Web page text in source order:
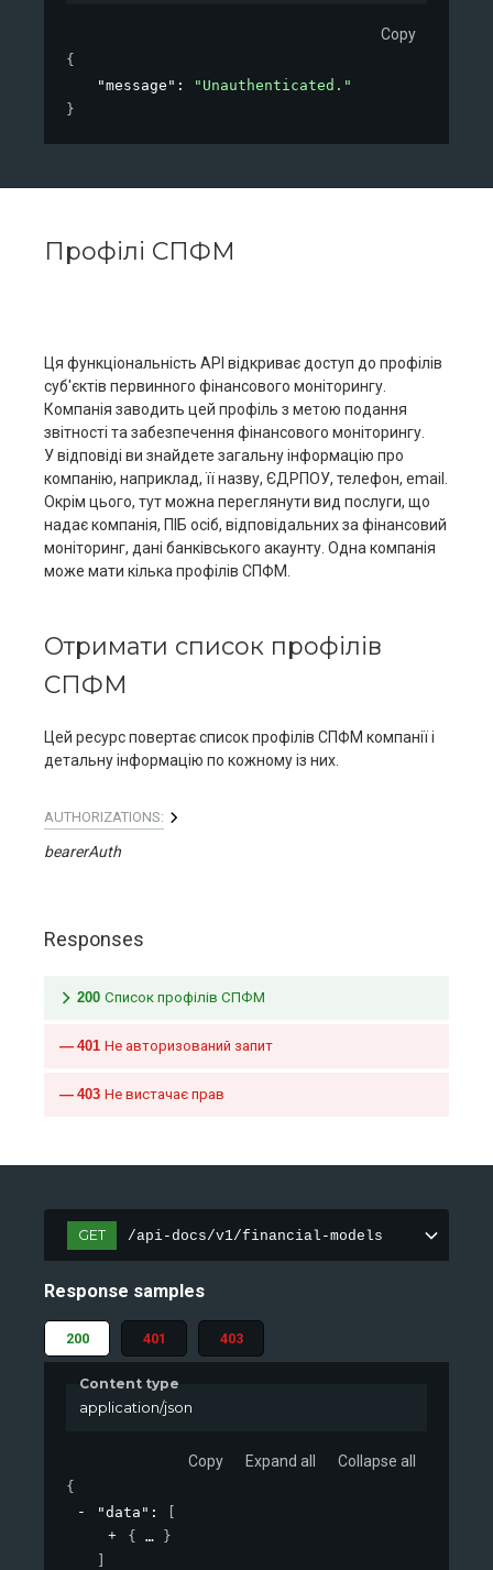
Copy
{
"message" :
"Unauthenticated."
}
Профілі СПФМ
Ця функціональність АРІ відкриває доступ до профілів
суб'єктів первинного фінансового моніторингу.
Компанія заводить цей профіль з метою подання
звітності та забезпечення фінансового моніторингу.
У відповіді ви знайдете загальну інформацію про
компанію, наприклад, її назву, ЄДРПОУ, телефон, email.
Окрім цього, тут можна переглянути вид послуги, що
надає компанія, ПІБ осіб, відповідальних за фінансовий
моніторинг, дані банківського акаунту. Одна компанія
може мати кілька профілів СПФМ.
Отримати список профілів
СПФМ
Цей ресурс повертає список профілів СПФМ компанії і
детальну інформацію по кожному із них.
AUTHORIZATIONS:
bearerAuth
Responses
200 Список профілів СПФМ
401 Не авторизований запит
403 Не вистачає прав
GET /api-docs/v1/financial-models
Response samples
200 401 403
Content type
application/json
Copy Expand all Collapse all
{
"data" :
[
{
}
]